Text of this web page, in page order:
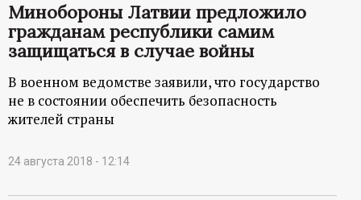
Минобороны Латвии предложило
гражданам республики самим
защищаться в случае войны
В военном ведомстве заявили, что государство
не в состоянии обеспечить безопасность
жителей страны
24 августа 2018 - 12:14